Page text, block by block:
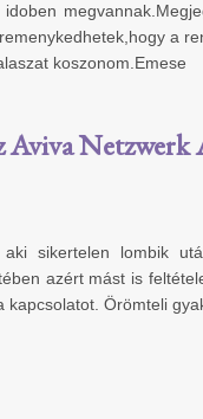
a
koszonom.Emese
Netzwerk
sikertelen lombik
azért mást is
kapcsolatot. Örömteli